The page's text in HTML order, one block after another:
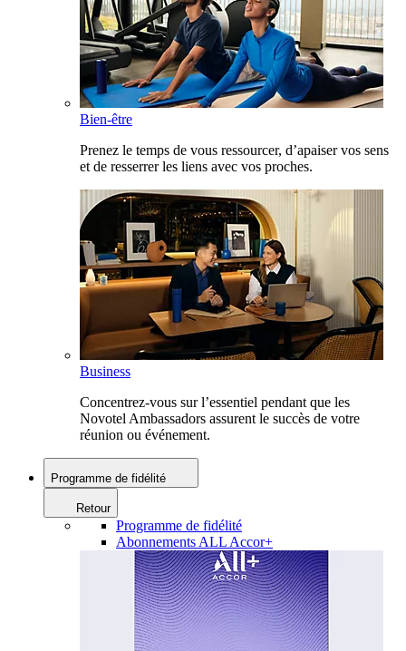
Bien-être
Prenez le temps de vous ressourcer, d’apaiser vos sens
et de resserrer les liens avec vos proches.
Business
Concentrez-vous sur l’essentiel pendant que les
Novotel Ambassadors assurent le succès de votre
réunion ou événement.
Programme de fidélité
Retour
Programme de fidélité
Abonnements ALL Accor+